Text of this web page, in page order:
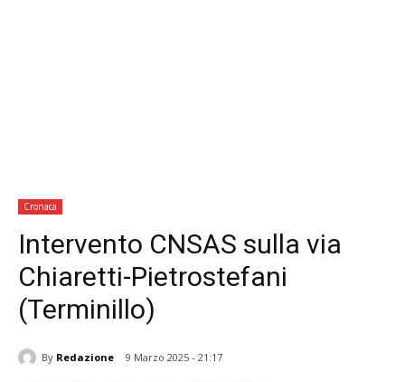
Cronaca
Intervento CNSAS sulla via
Chiaretti-Pietrostefani
(Terminillo)
By Redazione 9 Marzo 2025 - 21:17